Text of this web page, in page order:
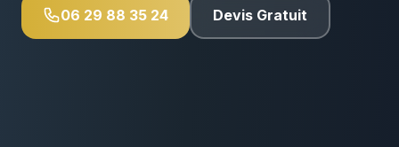
06 29 88 35 24 Devis Gratuit